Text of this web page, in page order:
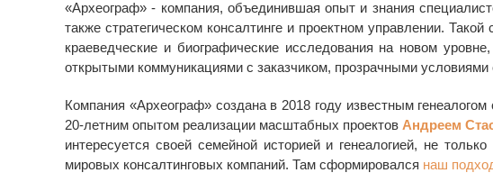
«Археограф» - компания, объединившая опыт и знания
также стратегическом консалтинге и проектном управлении.
краеведческие и биографические исследования на новом
открытыми коммуникациями с заказчиком, прозрачными
Компания «Археограф» создана в 2018 году известным
20-летним опытом реализации масштабных проектов Андреем
интересуется своей семейной историей и генеалогией, не
мировых консалтинговых компаний. Там сформировался наш